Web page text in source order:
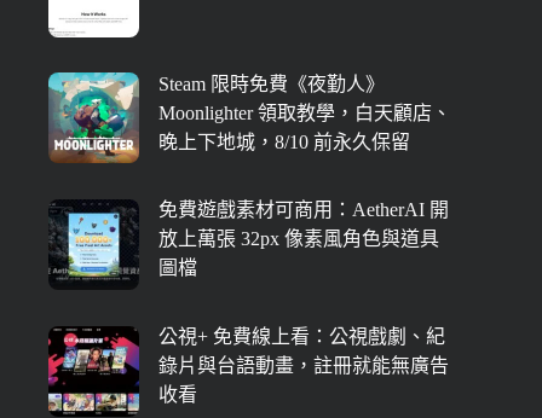
Steam 限時免費《夜勤人》
Moonlighter 領取教學，白天顧店、
晚上下地城，8/10 前永久保留
免費遊戲素材可商用：AetherAI 開
放上萬張 32px 像素風角色與道具
圖檔
公視+ 免費線上看：公視戲劇、紀
錄片與台語動畫，註冊就能無廣告
收看